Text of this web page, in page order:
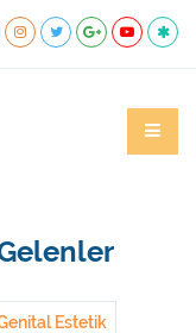
Estetik